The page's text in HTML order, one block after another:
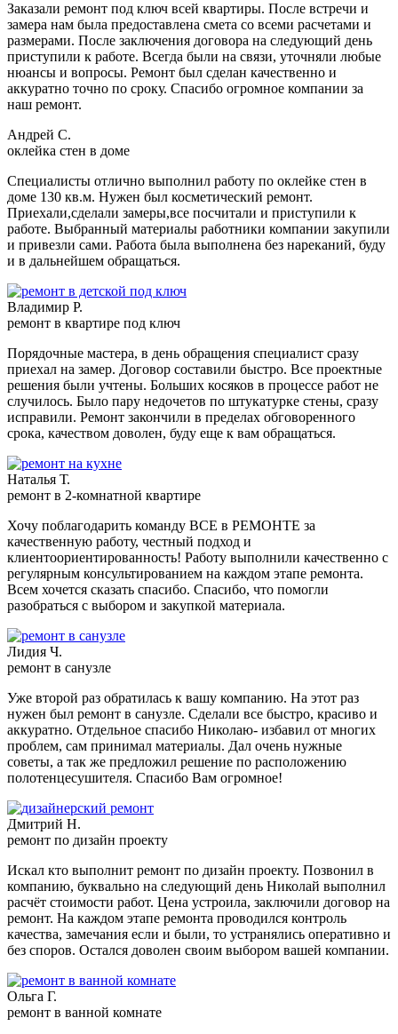
Заказали ремонт под ключ всей квартиры. После встречи и
замера нам была предоставлена смета со всеми расчетами и
размерами. После заключения договора на следующий день
приступили к работе. Всегда были на связи, уточняли любые
нюансы и вопросы. Ремонт был сделан качественно и
аккуратно точно по сроку. Спасибо огромное компании за
наш ремонт.
Андрей С.
оклейка стен в доме
Специалисты отлично выполнил работу по оклейке стен в
доме 130 кв.м. Нужен был косметический ремонт.
Приехали,сделали замеры,все посчитали и приступили к
работе. Выбранный материалы работники компании закупили
и привезли сами. Работа была выполнена без нареканий, буду
и в дальнейшем обращаться.
Владимир Р.
ремонт в квартире под ключ
Порядочные мастера, в день обращения специалист сразу
приехал на замер. Договор составили быстро. Все проектные
решения были учтены. Больших косяков в процессе работ не
случилось. Было пару недочетов по штукатурке стены, сразу
исправили. Ремонт закончили в пределах обговоренного
срока, качеством доволен, буду еще к вам обращаться.
Наталья Т.
ремонт в 2-комнатной квартире
Хочу поблагодарить команду ВСЕ в РЕМОНТЕ за
качественную работу, честный подход и
клиентоориентированность! Работу выполнили качественно с
регулярным консультированием на каждом этапе ремонта.
Всем хочется сказать спасибо. Спасибо, что помогли
разобраться с выбором и закупкой материала.
Лидия Ч.
ремонт в санузле
Уже второй раз обратилась к вашу компанию. На этот раз
нужен был ремонт в санузле. Сделали все быстро, красиво и
аккуратно. Отдельное спасибо Николаю- избавил от многих
проблем, сам принимал материалы. Дал очень нужные
советы, а так же предложил решение по расположению
полотенцесушителя. Спасибо Вам огромное!
Дмитрий Н.
ремонт по дизайн проекту
Искал кто выполнит ремонт по дизайн проекту. Позвонил в
компанию, буквально на следующий день Николай выполнил
расчёт стоимости работ. Цена устроила, заключили договор на
ремонт. На каждом этапе ремонта проводился контроль
качества, замечания если и были, то устранялись оперативно и
без споров. Остался доволен своим выбором вашей компании.
Ольга Г.
ремонт в ванной комнате